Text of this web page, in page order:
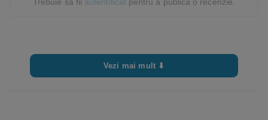
Vezi mai mult ⬇